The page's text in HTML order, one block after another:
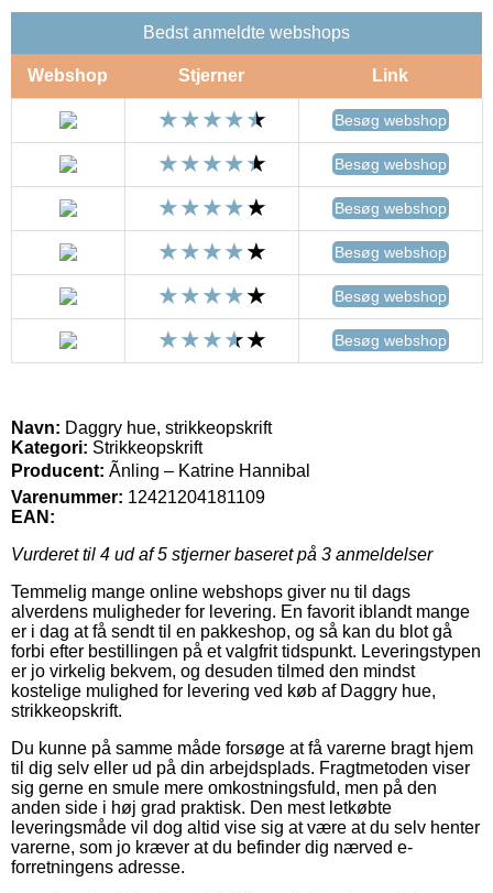
Bedst anmeldte webshops
Webshop Stjerner Link
Besøg webshop
Besøg webshop
Besøg webshop
Besøg webshop
Besøg webshop
Besøg webshop
Navn: Daggry hue, strikkeopskrift
Kategori: Strikkeopskrift
Producent: Ãnling – Katrine Hannibal
Varenummer: 12421204181109
EAN:
Vurderet til 4 ud af 5 stjerner baseret på 3 anmeldelser
Temmelig mange online webshops giver nu til dags
alverdens muligheder for levering. En favorit iblandt mange
er i dag at få sendt til en pakkeshop, og så kan du blot gå
forbi efter bestillingen på et valgfrit tidspunkt. Leveringstypen
er jo virkelig bekvem, og desuden tilmed den mindst
kostelige mulighed for levering ved køb af Daggry hue,
strikkeopskrift.
Du kunne på samme måde forsøge at få varerne bragt hjem
til dig selv eller ud på din arbejdsplads. Fragtmetoden viser
sig gerne en smule mere omkostningsfuld, men på den
anden side i høj grad praktisk. Den mest letkøbte
leveringsmåde vil dog altid vise sig at være at du selv henter
varerne, som jo kræver at du befinder dig nærved e-
forretningens adresse.